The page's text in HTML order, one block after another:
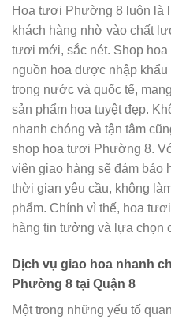
Hoa tươi Phường 8 luôn là
khách hàng nhờ vào chất
tươi mới, sắc nét. Shop
nguồn hoa được nhập
trong nước và quốc tế,
sản phẩm hoa tuyệt đẹp.
nhanh chóng và tận tâm
shop hoa tươi Phường 8.
viên giao hàng sẽ đảm bảo
thời gian yêu cầu, không
phẩm. Chính vì thế, hoa
hàng tin tưởng và lựa chọn
Dịch vụ giao hoa nhanh
Phường 8 tại Quận 8
Một trong những yếu tố